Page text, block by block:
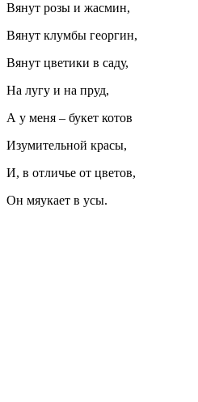
Вянут розы и жасмин,
Вянут клумбы георгин,
Вянут цветики в саду,
На лугу и на пруд,
А у меня – букет котов
Изумительной красы,
И, в отличье от цветов,
Он мяукает в усы.